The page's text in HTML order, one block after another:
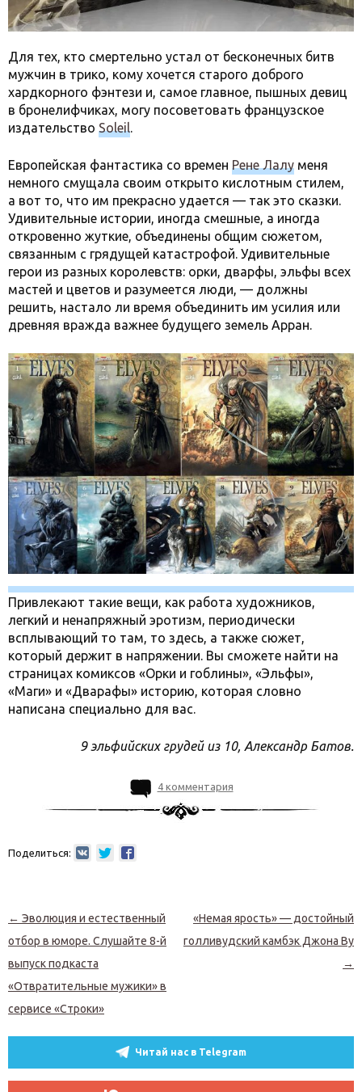
Для тех, кто смертельно устал от бесконечных битв
мужчин в трико, кому хочется старого доброго
хардкорного фэнтези и, самое главное, пышных девиц
в бронелифчиках, могу посоветовать французское
издательство Soleil.
Европейская фантастика со времен Рене Лалу меня
немного смущала своим открыто кислотным стилем,
а вот то, что им прекрасно удается — так это сказки.
Удивительные истории, иногда смешные, а иногда
откровенно жуткие, объединены общим сюжетом,
связанным с грядущей катастрофой. Удивительные
герои из разных королевств: орки, дварфы, эльфы всех
мастей и цветов и разумеется люди, — должны
решить, настало ли время объединить им усилия или
древняя вражда важнее будущего земель Арран.
Привлекают такие вещи, как работа художников,
легкий и ненапряжный эротизм, периодически
всплывающий то там, то здесь, а также сюжет,
который держит в напряжении. Вы сможете найти на
страницах комиксов «Орки и гоблины», «Эльфы»,
«Маги» и «Дварaфы» историю, которая словно
написана специально для вас.
9 эльфийских грудей из 10, Александр Батов.
4 комментария
Поделиться:
Навигация по записям
← Эволюция и естественный
отбор в юморе. Слушайте 8-й
выпуск подкаста
«Отвратительные мужики» в
сервисе «Строки»
«Немая ярость» — достойный
голливудский камбэк Джона Ву
→
Читай нас в Telegram